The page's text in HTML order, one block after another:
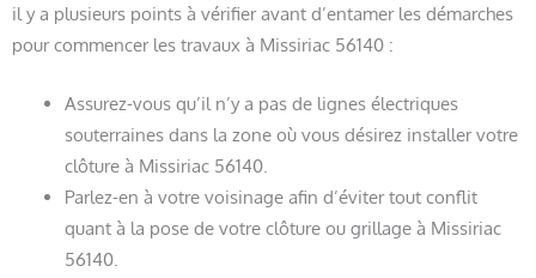
il y a plusieurs points à vérifier avant d’entamer les démarches
pour commencer les travaux à Missiriac 56140 :
Assurez-vous qu’il n’y a pas de lignes électriques
souterraines dans la zone où vous désirez installer votre
clôture à Missiriac 56140.
Parlez-en à votre voisinage afin d’éviter tout conflit
quant à la pose de votre clôture ou grillage à Missiriac
56140.